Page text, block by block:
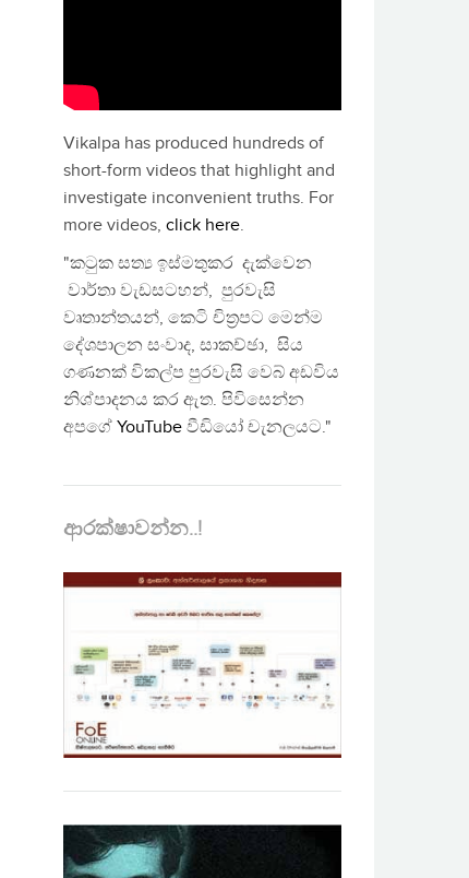
Vikalpa has produced hundreds of
short-form videos that highlight and
investigate inconvenient truths. For
more videos, click here.
"කටුක සත්‍ය ඉස්මතුකර දැක්වෙන
වාර්තා වැඩසටහන්, පුරවැසි
වෘතාන්තයන්, කෙටි චිත්‍රපට මෙන්ම
දේශපාලන සංවාද, සාකච්ඡා, සිය
ගණනක් විකල්ප පුරවැසි වෙබ් අඩවිය
නිශ්පාදනය කර ඇත. පිවිසෙන්න
අපගේ YouTube වීඩියෝ චැනලයට."
ආරක්ෂාවන්න..!